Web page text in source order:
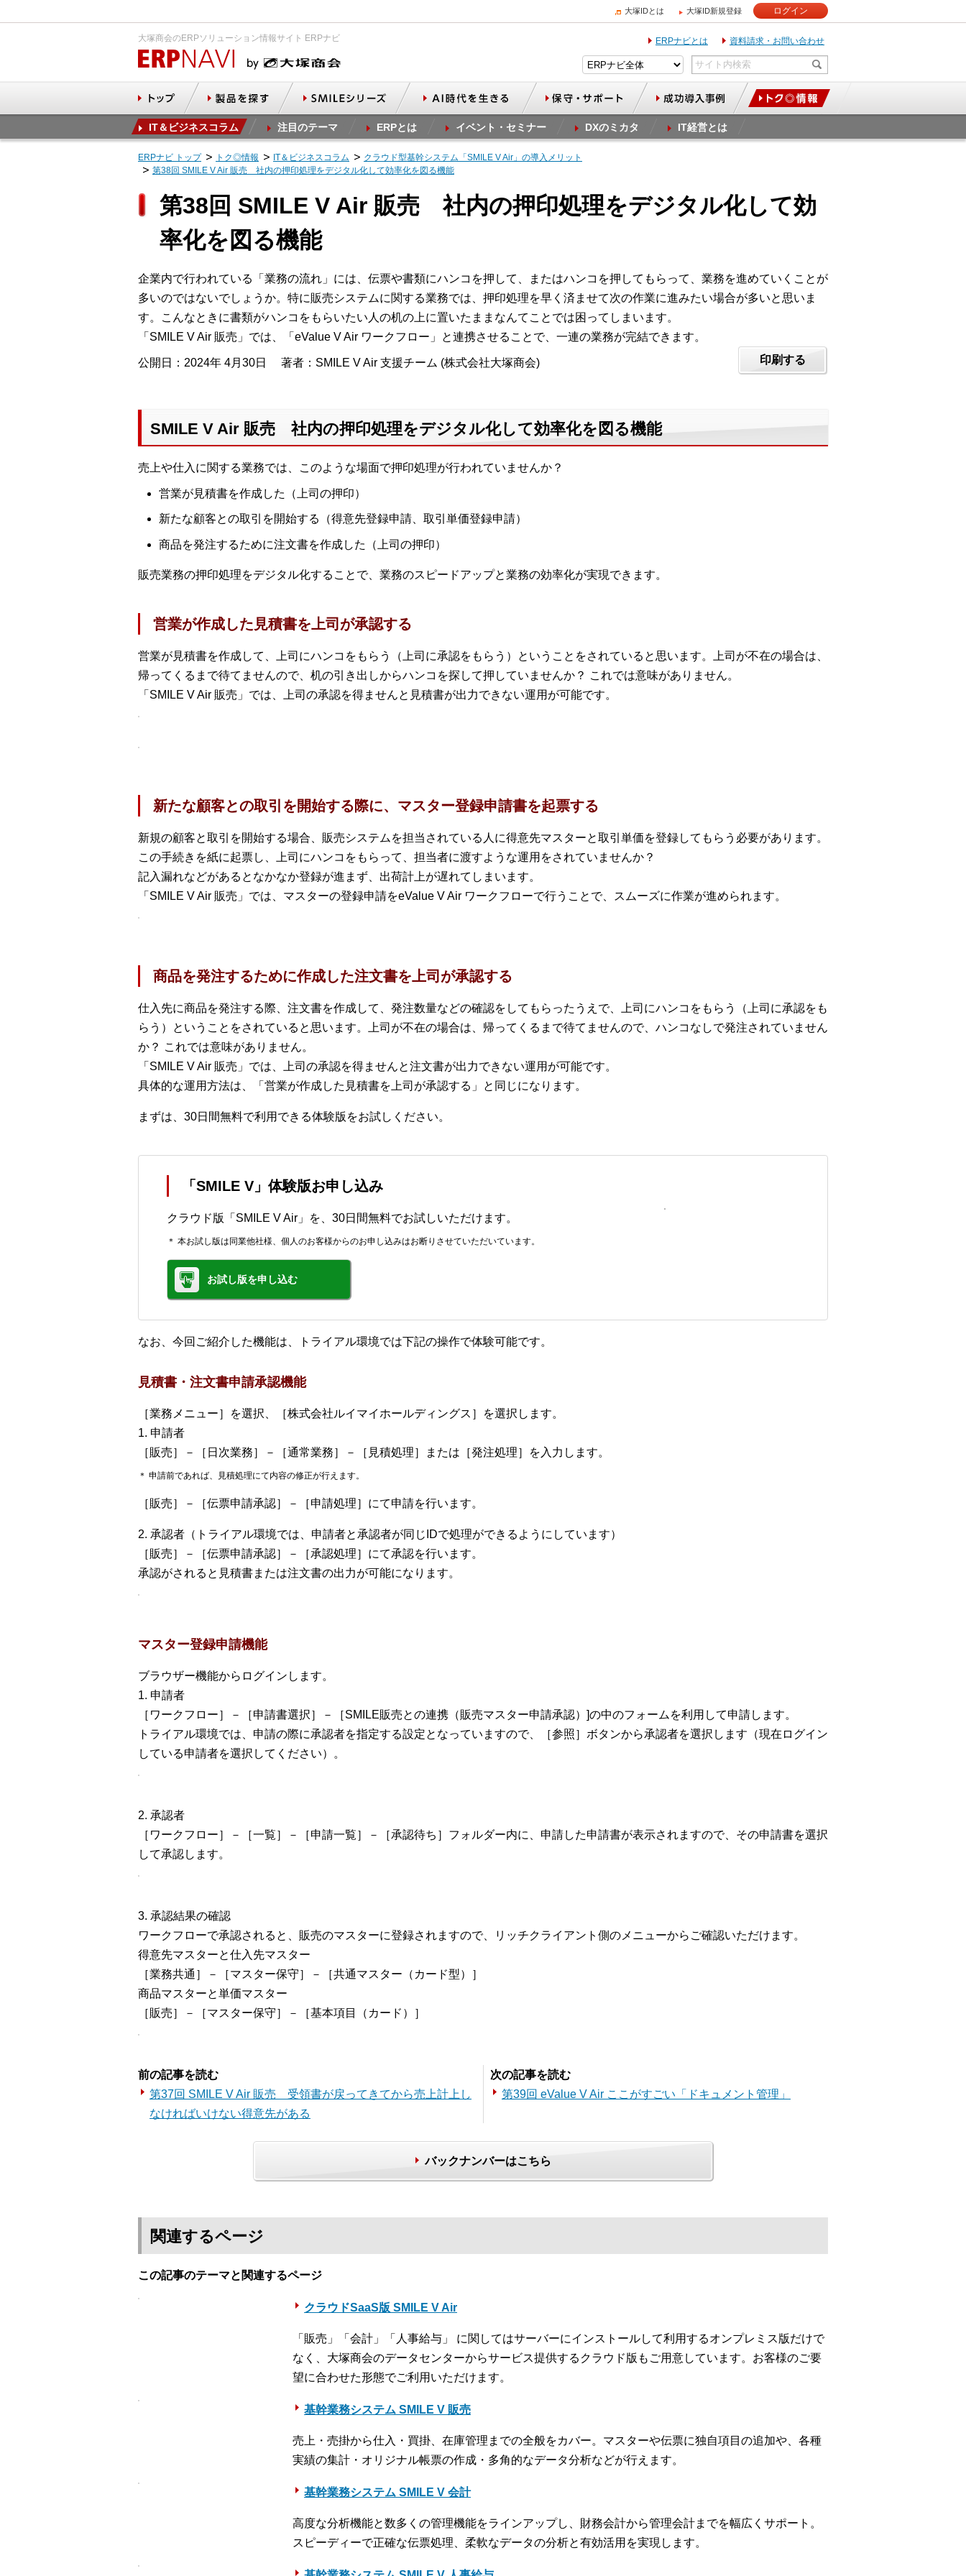
大塚IDとは 大塚ID新規登録 ログイン
大塚商会のERPソリューション情報サイト ERPナビ ERPナビとは 資料請求・お問い合わせ
IT＆ビジネスコラム 注目のテーマ ERPとは イベント・セミナー DXのミカタ IT経営とは
ERPナビ トップ トク◎情報 IT＆ビジネスコラム
クラウド型基幹システム「SMILE V Air」の導入メリット
第38回 SMILE V Air 販売 社内の押印処理をデジタル化して効率化を図る機能
第38回 SMILE V Air 販売 社内の押印処理をデジタル化して効
率化を図る機能
企業内で行われている「業務の流れ」には、伝票や書類にハンコを押して、またはハンコを押してもらって、業務を進めていくことが
多いのではないでしょうか。特に販売システムに関する業務では、押印処理を早く済ませて次の作業に進みたい場合が多いと思いま
す。こんなときに書類がハンコをもらいたい人の机の上に置いたままなんてことでは困ってしまいます。
「SMILE V Air 販売」では、「eValue V Air ワークフロー」と連携させることで、一連の業務が完結できます。
公開日：2024年 4月30日 著者：SMILE V Air 支援チーム (株式会社大塚商会) 印刷する
SMILE V Air 販売 社内の押印処理をデジタル化して効率化を図る機能
売上や仕入に関する業務では、このような場面で押印処理が行われていませんか？
営業が見積書を作成した（上司の押印）
新たな顧客との取引を開始する（得意先登録申請、取引単価登録申請）
商品を発注するために注文書を作成した（上司の押印）
販売業務の押印処理をデジタル化することで、業務のスピードアップと業務の効率化が実現できます。
営業が作成した見積書を上司が承認する
営業が見積書を作成して、上司にハンコをもらう（上司に承認をもらう）ということをされていると思います。上司が不在の場合は、
帰ってくるまで待てませんので、机の引き出しからハンコを探して押していませんか？ これでは意味がありません。
「SMILE V Air 販売」では、上司の承認を得ませんと見積書が出力できない運用が可能です。
新たな顧客との取引を開始する際に、マスター登録申請書を起票する
新規の顧客と取引を開始する場合、販売システムを担当されている人に得意先マスターと取引単価を登録してもらう必要があります。
この手続きを紙に起票し、上司にハンコをもらって、担当者に渡すような運用をされていませんか？
記入漏れなどがあるとなかなか登録が進まず、出荷計上が遅れてしまいます。
「SMILE V Air 販売」では、マスターの登録申請をeValue V Air ワークフローで行うことで、スムーズに作業が進められます。
商品を発注するために作成した注文書を上司が承認する
仕入先に商品を発注する際、注文書を作成して、発注数量などの確認をしてもらったうえで、上司にハンコをもらう（上司に承認をも
らう）ということをされていると思います。上司が不在の場合は、帰ってくるまで待てませんので、ハンコなしで発注されていません
か？ これでは意味がありません。
「SMILE V Air 販売」では、上司の承認を得ませんと注文書が出力できない運用が可能です。
具体的な運用方法は、「営業が作成した見積書を上司が承認する」と同じになります。
まずは、30日間無料で利用できる体験版をお試しください。
「SMILE V」体験版お申し込み
クラウド版「SMILE V Air」を、30日間無料でお試しいただけます。
＊ 本お試し版は同業他社様、個人のお客様からのお申し込みはお断りさせていただいています。
お試し版を申し込む
なお、今回ご紹介した機能は、トライアル環境では下記の操作で体験可能です。
見積書・注文書申請承認機能
［業務メニュー］を選択、［株式会社ルイマイホールディングス］を選択します。
1. 申請者
［販売］－［日次業務］－［通常業務］－［見積処理］または［発注処理］を入力します。
＊ 申請前であれば、見積処理にて内容の修正が行えます。
［販売］－［伝票申請承認］－［申請処理］にて申請を行います。
2. 承認者（トライアル環境では、申請者と承認者が同じIDで処理ができるようにしています）
［販売］－［伝票申請承認］－［承認処理］にて承認を行います。
承認がされると見積書または注文書の出力が可能になります。
マスター登録申請機能
ブラウザー機能からログインします。
1. 申請者
［ワークフロー］－［申請書選択］－［SMILE販売との連携（販売マスター申請承認）]の中のフォームを利用して申請します。
トライアル環境では、申請の際に承認者を指定する設定となっていますので、［参照］ボタンから承認者を選択します（現在ログイン
している申請者を選択してください）。
2. 承認者
［ワークフロー］－［一覧］－［申請一覧］－［承認待ち］フォルダー内に、申請した申請書が表示されますので、その申請書を選択
して承認します。
3. 承認結果の確認
ワークフローで承認されると、販売のマスターに登録されますので、リッチクライアント側のメニューからご確認いただけます。
得意先マスターと仕入先マスター
［業務共通］－［マスター保守］－［共通マスター（カード型）］
商品マスターと単価マスター
［販売］－［マスター保守］－［基本項目（カード）］
前の記事を読む
第37回 SMILE V Air 販売 受領書が戻ってきてから売上計上し
なければいけない得意先がある
次の記事を読む
第39回 eValue V Air ここがすごい「ドキュメント管理」
バックナンバーはこちら
関連するページ
この記事のテーマと関連するページ
クラウドSaaS版 SMILE V Air
「販売」「会計」「人事給与」 に関してはサーバーにインストールして利用するオンプレミス版だけで
なく、大塚商会のデータセンターからサービス提供するクラウド版もご用意しています。お客様のご要
望に合わせた形態でご利用いただけます。
基幹業務システム SMILE V 販売
売上・売掛から仕入・買掛、在庫管理までの全般をカバー。マスターや伝票に独自項目の追加や、各種
実績の集計・オリジナル帳票の作成・多角的なデータ分析などが行えます。
基幹業務システム SMILE V 会計
高度な分析機能と数多くの管理機能をラインアップし、財務会計から管理会計までを幅広くサポート。
スピーディーで正確な伝票処理、柔軟なデータの分析と有効活用を実現します。